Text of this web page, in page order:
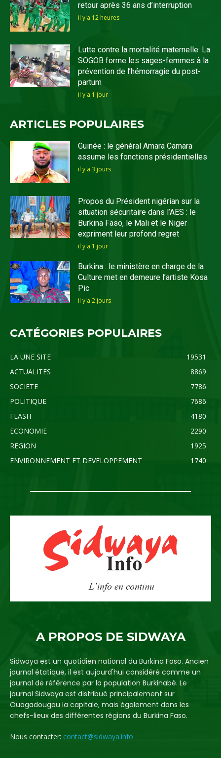
retour après 36 ans d’interruption
il y'a 12 heures
Lutte contre la mortalité maternelle: La
SOGOB forme les sages-femmes à la
prévention de l’hémorragie du post-
partum
il y'a 1 jour
ARTICLES POPULAIRES
Guinée : le général Amara Camara
assume les fonctions présidentielles
il y'a 3 jours
Propos du Président nigérian sur la
situation sécuritaire dans l’AES : le
Burkina Faso, le Mali et le Niger
expriment leur profond regret
il y'a 1 jour
Burkina : le ministère en charge de la
Culture met en demeure l’artiste Kosa
Pic
il y'a 2 jours
CATÉGORIES POPULAIRES
LA UNE SITE
19531
ACTUALITES
8869
SOCIETE
7786
POLITIQUE
7686
FLASH
4180
ECONOMIE
2290
REGION
1925
ENVIRONNEMENT ET DEVELOPPEMENT
1740
A PROPOS DE SIDWAYA
Sidwaya est un quotidien national du Burkina Faso. Ancien
journal étatique, il est aujourd'hui considéré comme un
journal de référence par la population Burkinabè. Le
journal Sidwaya est distribué principalement sur
Ouagadougou la capitale, mais également dans les
chefs-lieux des différentes régions du Burkina Faso.
Nous contacter: contact@sidwaya.info